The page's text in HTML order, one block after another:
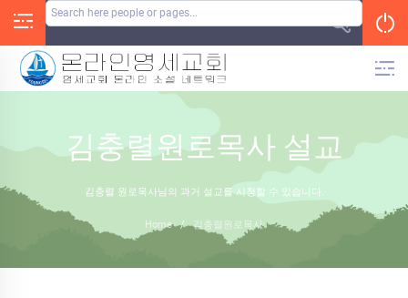
김충렬원로목사 설교
김충렬 원로목사님의 과거 설교를 시청할 수 있습니다.
Home / 김충렬원로목사